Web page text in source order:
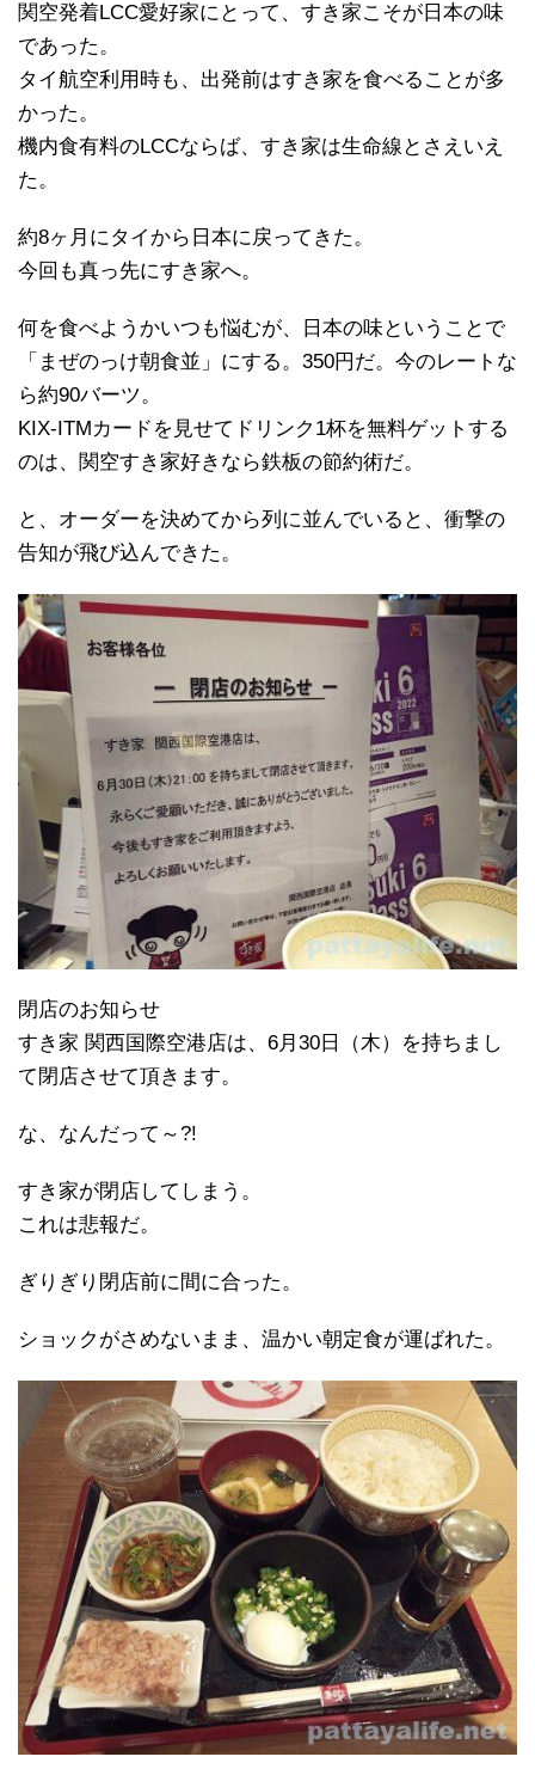
関空発着LCC愛好家にとって、すき家こそが日本の味
であった。
タイ航空利用時も、出発前はすき家を食べることが多
かった。
機内食有料のLCCならば、すき家は生命線とさえいえ
た。
約8ヶ月にタイから日本に戻ってきた。
今回も真っ先にすき家へ。
何を食べようかいつも悩むが、日本の味ということで
「まぜのっけ朝食並」にする。350円だ。今のレートな
ら約90バーツ。
KIX-ITMカードを見せてドリンク1杯を無料ゲットする
のは、関空すき家好きなら鉄板の節約術だ。
と、オーダーを決めてから列に並んでいると、衝撃の
告知が飛び込んできた。
閉店のお知らせ
すき家 関西国際空港店は、6月30日（木）を持ちまし
て閉店させて頂きます。
な、なんだって～?!
すき家が閉店してしまう。
これは悲報だ。
ぎりぎり閉店前に間に合った。
ショックがさめないまま、温かい朝定食が運ばれた。